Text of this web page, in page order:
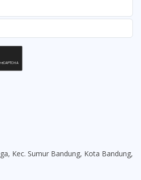
Kec. Sumur Bandung, Kota Bandung,